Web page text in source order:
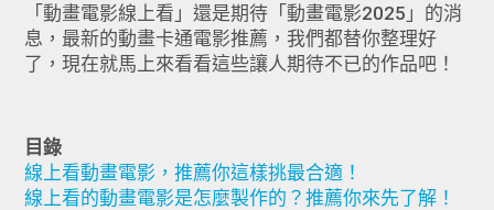
「動畫電影線上看」還是期待「動畫電影2025」的消
息，最新的動畫卡通電影推薦，我們都替你整理好
了，現在就馬上來看看這些讓人期待不已的作品吧！
目錄
線上看動畫電影，推薦你這樣挑最合適！
線上看的動畫電影是怎麼製作的？推薦你來先了解！